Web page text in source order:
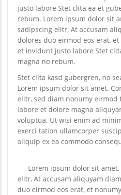
justo labore Stet clita ea et
rebum. Lorem ipsum dolor sit
sadipscing elitr, At accusam
dolores duo eirmod eos erat,
et invidunt justo labore Stet
magna no rebum.
Stet clita kasd gubergren, no
Lorem ipsum dolor sit amet.
elitr, sed diam nonumy
labore et dolore magna
voluptua. Ut wisi enim ad
exerci tation ullamcorper
aliquip ex ea commodo
Lorem ipsum dolor sit
elitr, At accusam aliquyam
duo eirmod eos erat, et